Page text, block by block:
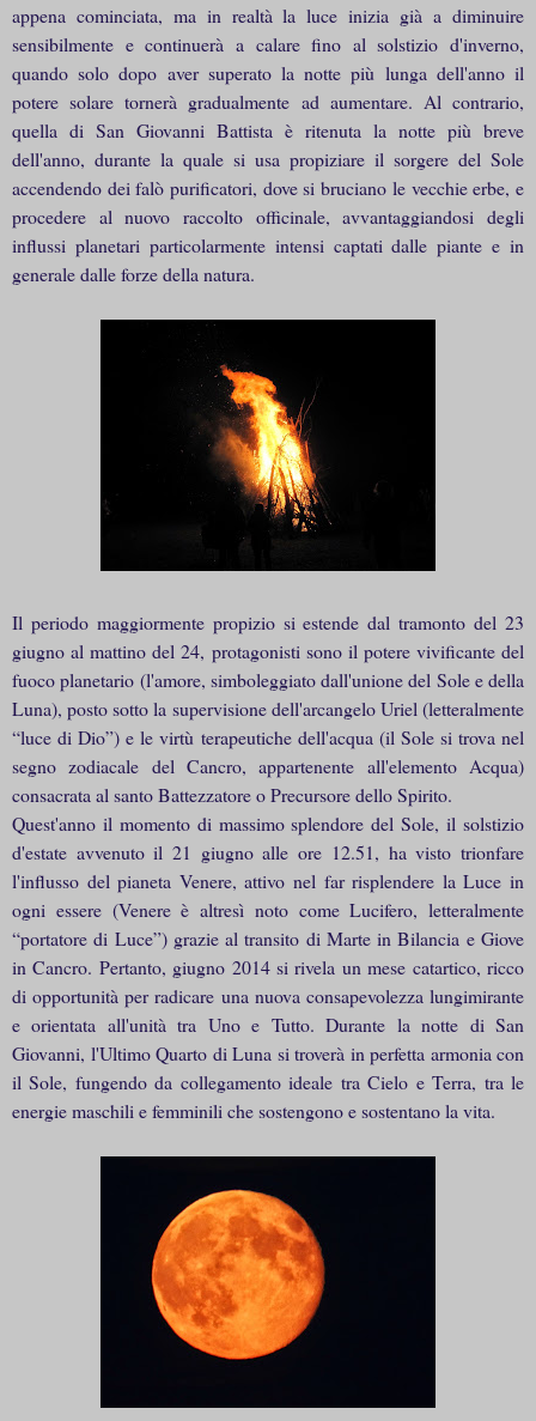
appena cominciata, ma in realtà la luce inizia già a diminuire
sensibilmente e continuerà a calare fino al solstizio d'inverno,
quando solo dopo aver superato la notte più lunga dell'anno il
potere solare tornerà gradualmente ad aumentare. Al contrario,
quella di San Giovanni Battista è ritenuta la notte più breve
dell'anno, durante la quale si usa propiziare il sorgere del Sole
accendendo dei falò purificatori, dove si bruciano le vecchie erbe, e
procedere al nuovo raccolto officinale, avvantaggiandosi degli
influssi planetari particolarmente intensi captati dalle piante e in
generale dalle forze della natura.
Il periodo maggiormente propizio si estende dal tramonto del 23
giugno al mattino del 24, protagonisti sono il potere vivificante del
fuoco planetario (l'amore, simboleggiato dall'unione del Sole e della
Luna), posto sotto la supervisione dell'arcangelo Uriel (letteralmente
“luce di Dio”) e le virtù terapeutiche dell'acqua (il Sole si trova nel
segno zodiacale del Cancro, appartenente all'elemento Acqua)
consacrata al santo Battezzatore o Precursore dello Spirito.
Quest'anno il momento di massimo splendore del Sole, il solstizio
d'estate avvenuto il 21 giugno alle ore 12.51, ha visto trionfare
l'influsso del pianeta Venere, attivo nel far risplendere la Luce in
ogni essere (Venere è altresì noto come Lucifero, letteralmente
“portatore di Luce”) grazie al transito di Marte in Bilancia e Giove
in Cancro. Pertanto, giugno 2014 si rivela un mese catartico, ricco
di opportunità per radicare una nuova consapevolezza lungimirante
e orientata all'unità tra Uno e Tutto. Durante la notte di San
Giovanni, l'Ultimo Quarto di Luna si troverà in perfetta armonia con
il Sole, fungendo da collegamento ideale tra Cielo e Terra, tra le
energie maschili e femminili che sostengono e sostentano la vita.